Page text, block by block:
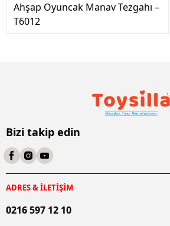
Ahşap Oyuncak Manav Tezgahı –
T6012
Bizi takip edin
ADRES & İLETİŞİM
0216 597 12 10